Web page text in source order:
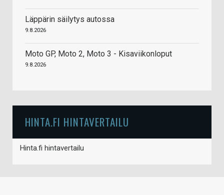
Läppärin säilytys autossa
9.8.2026
Moto GP, Moto 2, Moto 3 - Kisaviikonloput
9.8.2026
HINTA.FI HINTAVERTAILU
Hinta.fi hintavertailu